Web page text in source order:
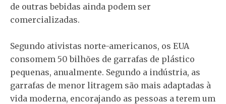
de outras bebidas ainda podem ser
comercializadas.
Segundo ativistas norte-americanos, os EUA
consomem 50 bilhões de garrafas de plástico
pequenas, anualmente. Segundo a indústria, as
garrafas de menor litragem são mais adaptadas à
vida moderna, encorajando as pessoas a terem um